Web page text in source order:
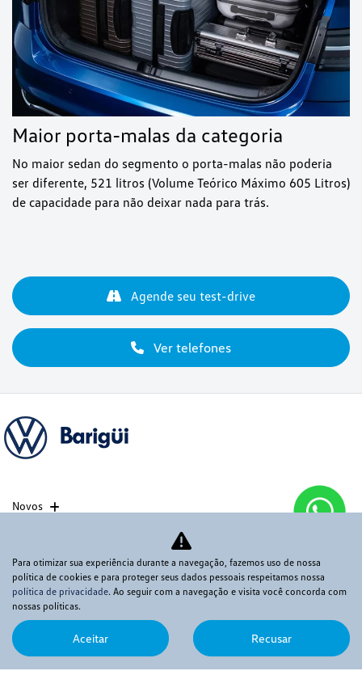
Maior porta-malas da categoria
No maior sedan do segmento o porta-malas não poderia
ser diferente, 521 litros (Volume Teórico Máximo 605 Litros)
de capacidade para não deixar nada para trás.
Ver telefones
Agende seu test-drive
Novos
Política de privacidade
VOX COMERCIO DE AUTOMOVEIS LTDA
CNPJ: 08.540.795/0003-02
Para otimizar sua experiência durante a navegação, fazemos uso de nossa
política de cookies e para proteger seus dados pessoais respeitamos nossa
política de privacidade. Ao seguir com a navegação e visita você concorda com
nossas políticas.
Aceitar Recusar